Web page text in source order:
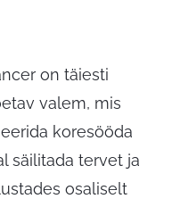
on täiesti
valem, mis
koresööda
säilitada tervet ja
osaliselt